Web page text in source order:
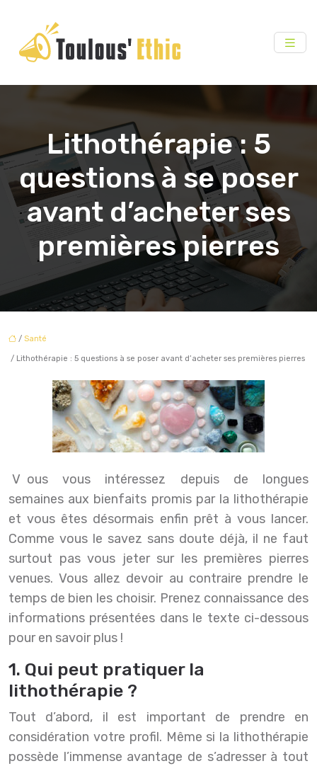
Lithothérapie : 5
questions à se poser
avant d’acheter ses
premières pierres
/ Santé
/ Lithothérapie : 5 questions à se poser avant d’acheter ses premières pierres
Vous vous intéressez depuis de longues
semaines aux bienfaits promis par la lithothérapie
et vous êtes désormais enfin prêt à vous lancer.
Comme vous le savez sans doute déjà, il ne faut
surtout pas vous jeter sur les premières pierres
venues. Vous allez devoir au contraire prendre le
temps de bien les choisir. Prenez connaissance des
informations présentées dans le texte ci-dessous
pour en savoir plus !
1. Qui peut pratiquer la
lithothérapie ?
Tout d’abord, il est important de prendre en
considération votre profil. Même si la lithothérapie
possède l’immense avantage de s’adresser à tout